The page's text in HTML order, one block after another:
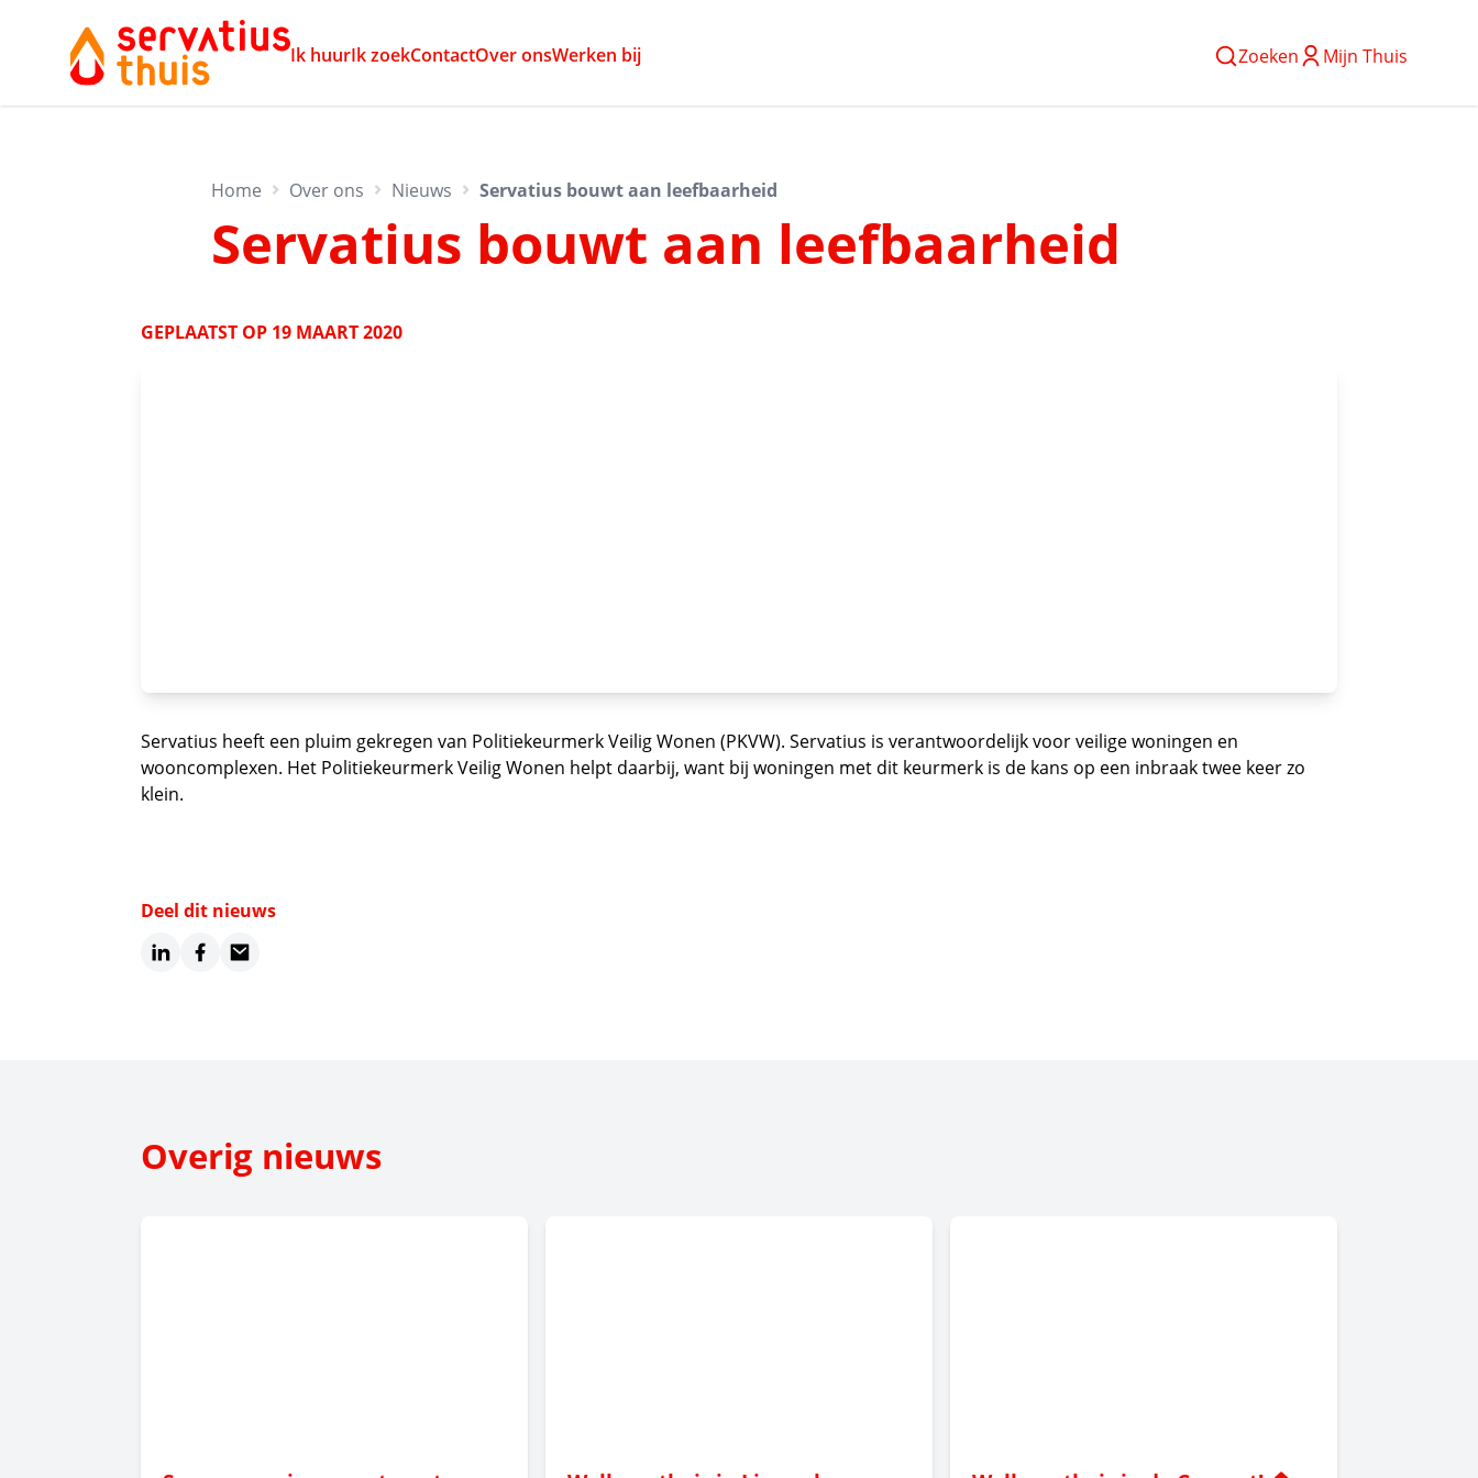
Ik huurIk zoekContactOver onsWerken bij Zoeken Mijn Thuis
Home Over ons Nieuws Servatius bouwt aan leefbaarheid
Servatius bouwt aan leefbaarheid
GEPLAATST OP 19 MAART 2020
Servatius heeft een pluim gekregen van Politiekeurmerk Veilig Wonen (PKVW). Servatius is verantwoordelijk voor veilige woningen en
wooncomplexen. Het Politiekeurmerk Veilig Wonen helpt daarbij, want bij woningen met dit keurmerk is de kans op een inbraak twee keer zo
klein.
Deel dit nieuws
LinkedInFacebook
Email
Overig nieuws